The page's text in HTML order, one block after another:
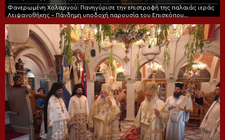
Φανερωμένη Χολαργού: Πανηγύρισε την επιστροφή της παλαιάς ιεράς
Λειψανοθήκης – Πάνδημη υποδοχή παρουσία του Επισκόπου